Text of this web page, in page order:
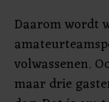
Daarom wordt
volwassenen.
maar drie